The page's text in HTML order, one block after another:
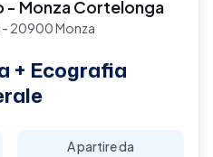
- Monza Cortelonga
20900 Monza
+ Ecografia
A partire da